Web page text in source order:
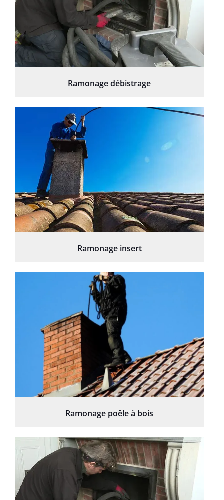
Ramonage débistrage
Ramonage insert
Ramonage poêle à bois